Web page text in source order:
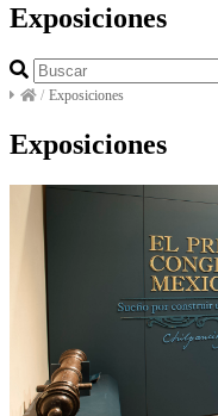
Exposiciones
/ Exposiciones
Exposiciones